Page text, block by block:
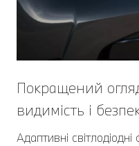
Покращений
видимість і
Адаптивні